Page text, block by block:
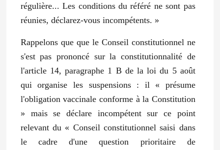
régulière... Les conditions du référé ne sont pas
réunies, déclarez-vous incompétents. »
Rappelons que que le Conseil constitutionnel ne
s'est pas prononcé sur la constitutionnalité de
l'article 14, paragraphe 1 B de la loi du 5 août
qui organise les suspensions : il « présume
l'obligation vaccinale conforme à la Constitution
» mais se déclare incompétent sur ce point
relevant du « Conseil constitutionnel saisi dans
le cadre d'une question prioritaire de